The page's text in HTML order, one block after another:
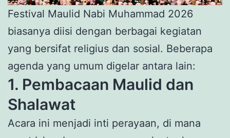
Festival Maulid Nabi Muhammad 2026
biasanya diisi dengan berbagai kegiatan
yang bersifat religius dan sosial. Beberapa
agenda yang umum digelar antara lain:
1. Pembacaan Maulid dan
Shalawat
Acara ini menjadi inti perayaan, di mana